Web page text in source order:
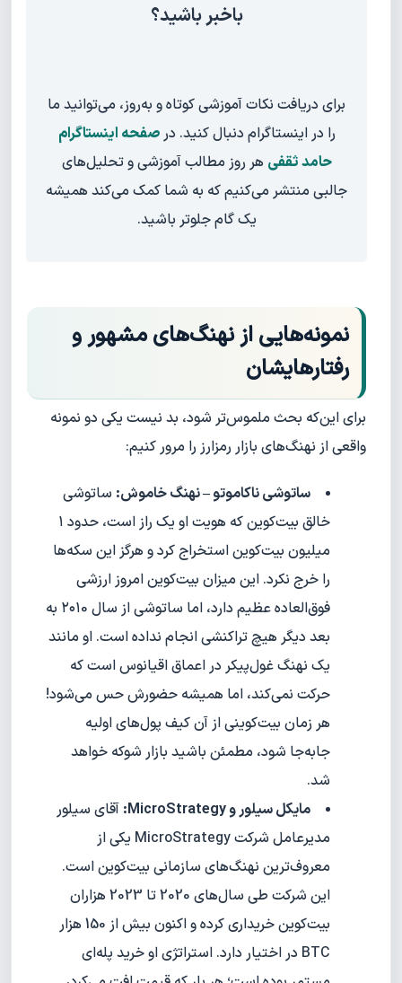
باخبر باشید؟
برای دریافت نکات آموزشی کوتاه و به‌روز، می‌توانید ما
را در اینستاگرام دنبال کنید. درصفحه اینستاگرام
حامد ثقفی هر روز مطالب آموزشی و تحلیل‌های
جالبی منتشر می‌کنیم که به شما کمک می‌کند همیشه
یک گام جلوتر باشید.
نمونه‌هایی از نهنگ‌های مشهور و
رفتارهایشان
برای این‌که بحث ملموس‌تر شود، بد نیست یکی دو نمونه
واقعی از نهنگ‌های بازار رمزارز را مرور کنیم:
ساتوشی ناکاموتو – نهنگ خاموش: ساتوشی
خالق بیت‌کوین که هویت او یک راز است، حدود ۱
میلیون بیت‌کوین استخراج کرد و هرگز این سکه‌ها
را خرج نکرد. این میزان بیت‌کوین امروز ارزشی
فوق‌العاده عظیم دارد، اما ساتوشی از سال ۲۰۱0 به
بعد دیگر هیچ تراکنشی انجام نداده است. او مانند
یک نهنگ غول‌پیکر در اعماق اقیانوس است که
حرکت نمی‌کند، اما همیشه حضورش حس می‌شود!
هر زمان بیت‌کوینی از آن کیف پول‌های اولیه
جابه‌جا شود، مطمئن باشید بازار شوکه خواهد
شد.
مایکل سیلور و MicroStrategy:
آقای سیلور
مدیرعامل شرکت MicroStrategy یکی از
معروف‌ترین نهنگ‌های سازمانی بیت‌کوین است.
این شرکت طی سال‌های 2020 تا 2023 هزاران
بیت‌کوین خریداری کرده و اکنون بیش از 150 هزار
BTC در اختیار دارد. استراتژی او خرید پله‌ای